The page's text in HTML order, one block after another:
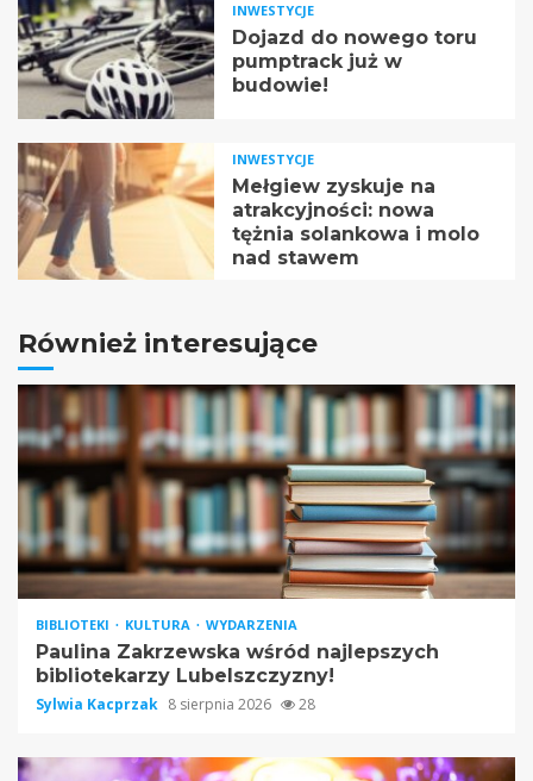
INWESTYCJE
Dojazd do nowego toru
pumptrack już w
budowie!
INWESTYCJE
Mełgiew zyskuje na
atrakcyjności: nowa
tężnia solankowa i molo
nad stawem
Również interesujące
BIBLIOTEKI KULTURA WYDARZENIA
Paulina Zakrzewska wśród najlepszych
bibliotekarzy Lubelszczyzny!
Sylwia Kacprzak 8 sierpnia 2026 28